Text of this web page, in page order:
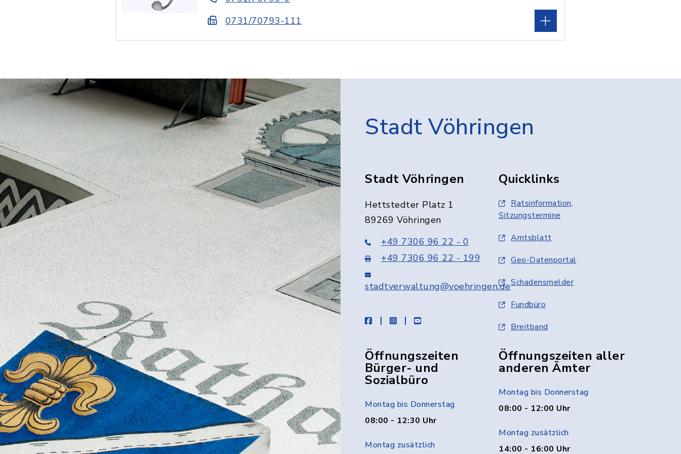
0731/70793-111
Stadt Vöhringen
Stadt Vöhringen
Hettstedter Platz 1
89269 Vöhringen
+49 7306 96 22 - 0
+49 7306 96 22 - 199
stadtverwaltung@voehringen.de
facebookinstagramyoutube
Quicklinks
Ratsinformation,
Sitzungstermine
Amtsblatt
Geo-Datenportal
Schadensmelder
Fundbüro
Breitband
Öffnungszeiten
Bürger- und
Sozialbüro
Montag bis Donnerstag
08:00 - 12:30 Uhr
Montag zusätzlich
Öffnungszeiten aller
anderen Ämter
Montag bis Donnerstag
08:00 - 12:00 Uhr
Montag zusätzlich
14:00 - 16:00 Uhr